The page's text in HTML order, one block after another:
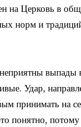
на Церковь в
норм и
выпады
Удар,
принимать на
понятно,